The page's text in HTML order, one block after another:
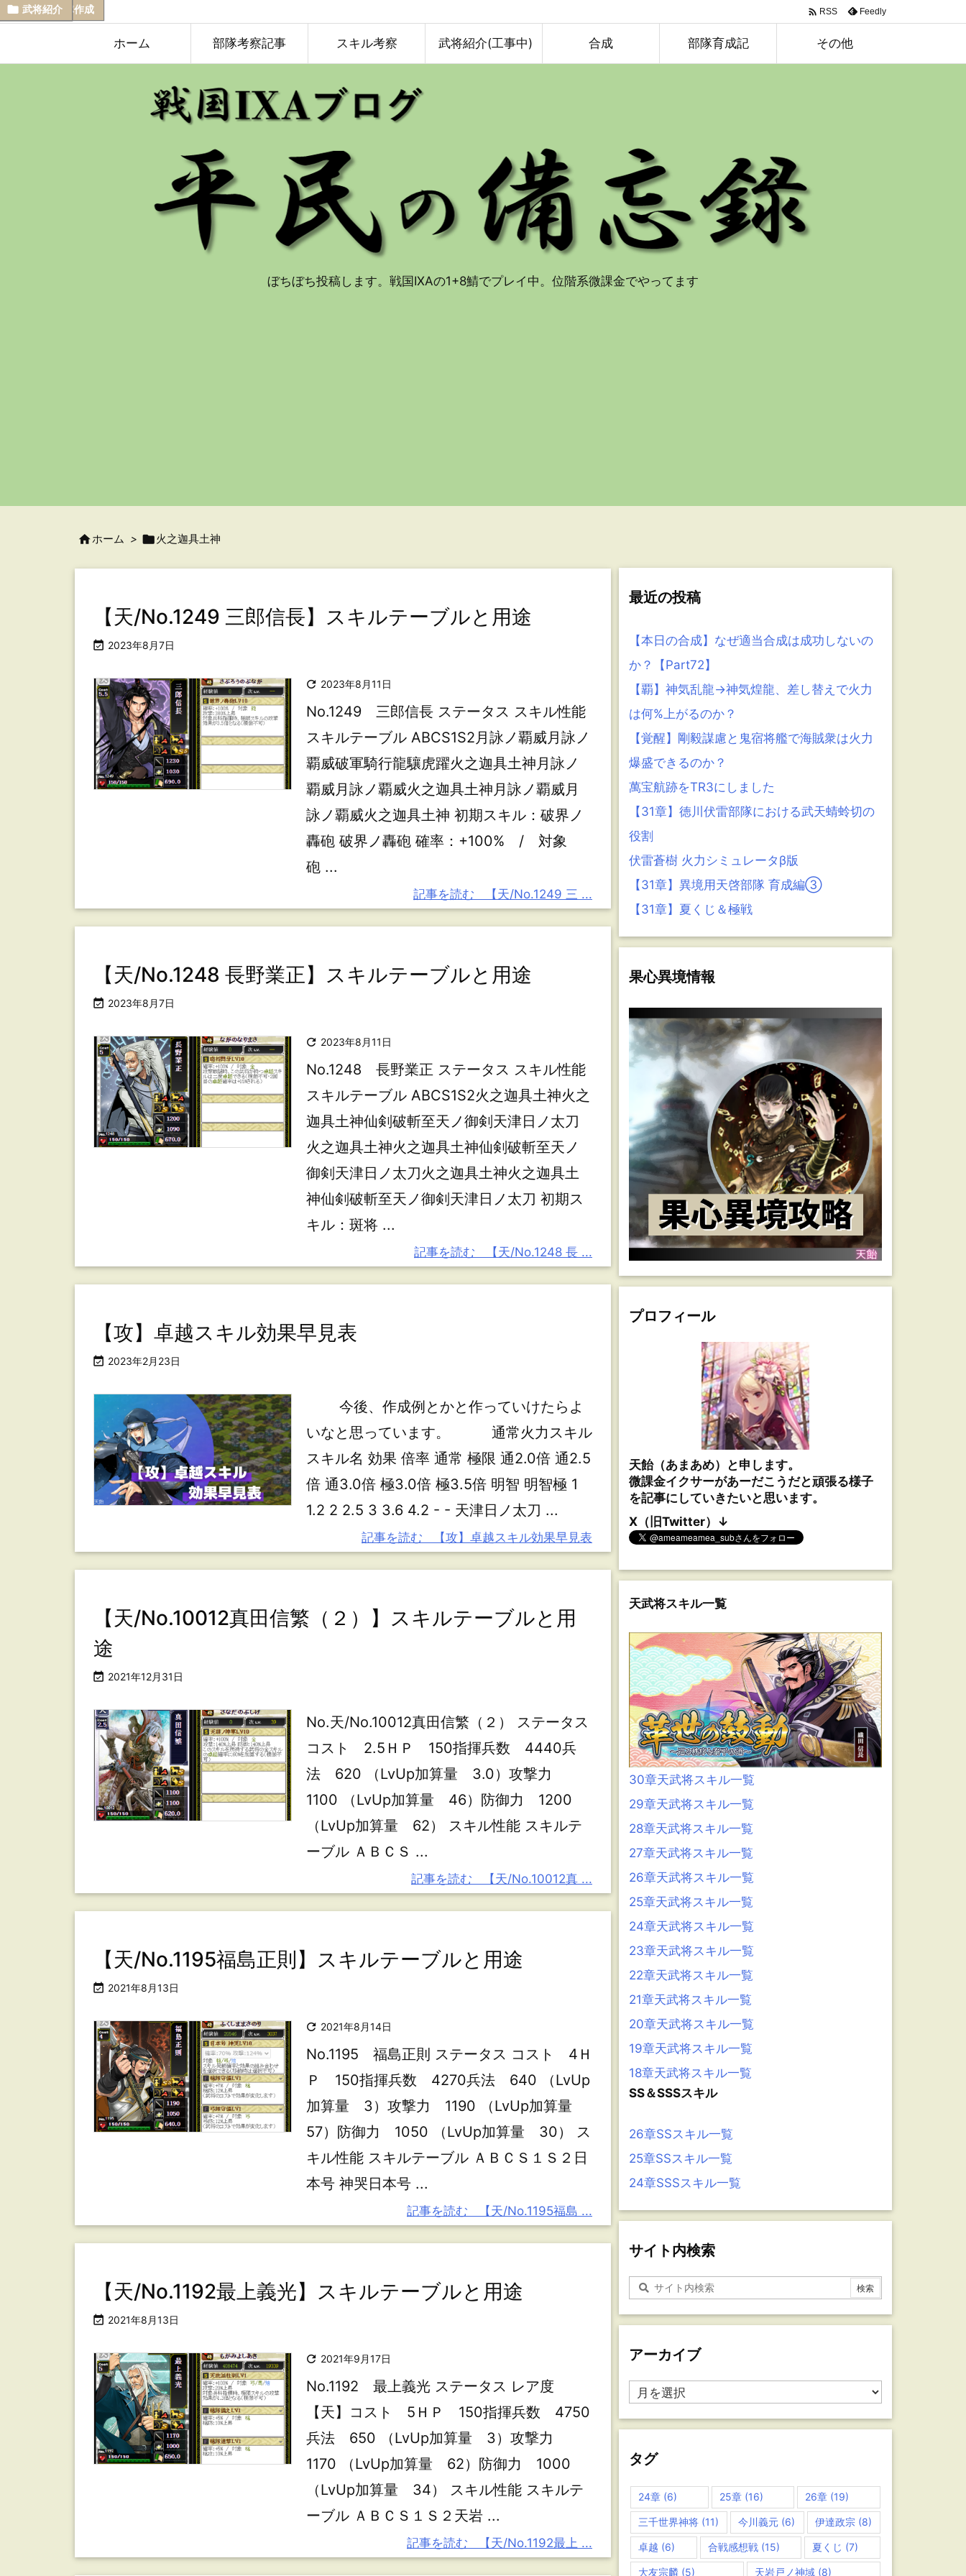
ホーム 部隊考察記事 スキル考察 武将紹介(工事中) 合成 部隊育成記 その他
 RSS Feedly
ぼちぼち投稿します。戦国IXAの1+8鯖でプレイ中。位階系微課金でやってます
ホーム > 火之迦具土神
【天/No.1249 三郎信長】スキルテーブルと用途
 2023年8月7日
 武将紹介
 2023年8月11日
No.1249 三郎信長 ステータス スキル性能
スキルテーブル ABCS1S2月詠ノ覇威月詠ノ
覇威破軍騎行龍驤虎躍火之迦具土神月詠ノ
覇威月詠ノ覇威火之迦具土神月詠ノ覇威月
詠ノ覇威火之迦具土神 初期スキル：破界ノ
轟砲 破界ノ轟砲 確率：+100% / 対象
砲 ...
記事を読む 【天/No.1249 三 ...
【天/No.1248 長野業正】スキルテーブルと用途
 2023年8月7日
 武将紹介
 2023年8月11日
No.1248 長野業正 ステータス スキル性能
スキルテーブル ABCS1S2火之迦具土神火之
迦具土神仙剣破斬至天ノ御剣天津日ノ太刀
火之迦具土神火之迦具土神仙剣破斬至天ノ
御剣天津日ノ太刀火之迦具土神火之迦具土
神仙剣破斬至天ノ御剣天津日ノ太刀 初期ス
キル：斑将 ...
記事を読む 【天/No.1248 長 ...
【攻】卓越スキル効果早見表
 2023年2月23日
 考察 , 部隊作成
今後、作成例とかと作っていけたらよ
いなと思っています。 通常火力スキル
スキル名 効果 倍率 通常 極限 通2.0倍 通2.5
倍 通3.0倍 極3.0倍 極3.5倍 明智 明智極 1
1.2 2 2.5 3 3.6 4.2 - - 天津日ノ太刀 ...
記事を読む 【攻】卓越スキル効果早見表
【天/No.10012真田信繁（２）】スキルテーブルと用
途
 2021年12月31日
 武将紹介
No.天/No.10012真田信繁（２） ステータス
コスト 2.5ＨＰ 150指揮兵数 4440兵
法 620 （LvUp加算量 3.0）攻撃力
1100 （LvUp加算量 46）防御力 1200
（LvUp加算量 62） スキル性能 スキルテ
ーブル ＡＢＣＳ ...
記事を読む 【天/No.10012真 ...
【天/No.1195福島正則】スキルテーブルと用途
 2021年8月13日
 武将紹介
 2021年8月14日
No.1195 福島正則 ステータス コスト 4Ｈ
Ｐ 150指揮兵数 4270兵法 640 （LvUp
加算量 3）攻撃力 1190 （LvUp加算量
57）防御力 1050 （LvUp加算量 30） ス
キル性能 スキルテーブル ＡＢＣＳ１Ｓ２日
本号 神哭日本号 ...
記事を読む 【天/No.1195福島 ...
【天/No.1192最上義光】スキルテーブルと用途
 2021年8月13日
 武将紹介
 2021年9月17日
No.1192 最上義光 ステータス レア度
【天】コスト 5ＨＰ 150指揮兵数 4750
兵法 650 （LvUp加算量 3）攻撃力
1170 （LvUp加算量 62）防御力 1000
（LvUp加算量 34） スキル性能 スキルテ
ーブル ＡＢＣＳ１Ｓ２天岩 ...
記事を読む 【天/No.1192最上 ...
 武将紹介
最近の投稿
【本日の合成】なぜ適当合成は成功しないの
か？【Part72】
【覇】神気乱龍→神気煌龍、差し替えで火力
は何%上がるのか？
【覚醒】剛毅謀慮と鬼宿将艦で海賊衆は火力
爆盛できるのか？
萬宝航跡をTR3にしました
【31章】徳川伏雷部隊における武天蜻蛉切の
役割
伏雷蒼樹 火力シミュレータβ版
【31章】異境用天啓部隊 育成編③
【31章】夏くじ＆極戦
果心異境情報
プロフィール
天飴（あまあめ）と申します。
微課金イクサーがあーだこうだと頑張る様子
を記事にしていきたいと思います。
X（旧Twitter）↓
天武将スキル一覧
30章天武将スキル一覧
29章天武将スキル一覧
28章天武将スキル一覧
27章天武将スキル一覧
26章天武将スキル一覧
25章天武将スキル一覧
24章天武将スキル一覧
23章天武将スキル一覧
22章天武将スキル一覧
21章天武将スキル一覧
20章天武将スキル一覧
19章天武将スキル一覧
18章天武将スキル一覧
SS＆SSSスキル
26章SSスキル一覧
25章SSスキル一覧
24章SSSスキル一覧
サイト内検索
アーカイブ
ア
ー
カ
ブ
タグ
24章 (6) 25章(16) 26章 (19)
三千世界神将 (11) 今川義元 (6) 伊達政宗(8)
卓越 (6) 合戦感想戦(15) 夏くじ (7)
大友宗麟 (5) 天岩戸ノ神域 (8)